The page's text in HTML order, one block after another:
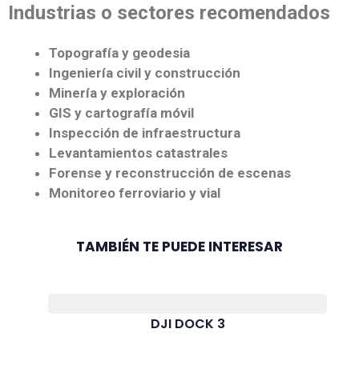
Industrias o sectores recomendados
Topografía y geodesia
Ingeniería civil y construcción
Minería y exploración
GIS y cartografía móvil
Inspección de infraestructura
Levantamientos catastrales
Forense y reconstrucción de escenas
Monitoreo ferroviario y vial
TAMBIÉN TE PUEDE INTERESAR
DJI DOCK 3